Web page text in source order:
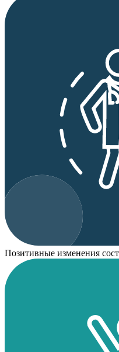
Позитивные изменения